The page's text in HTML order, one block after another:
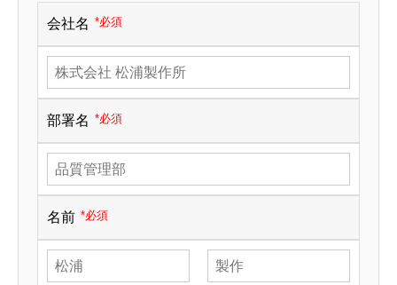
会社名 *必須
部署名 *必須
名前 *必須